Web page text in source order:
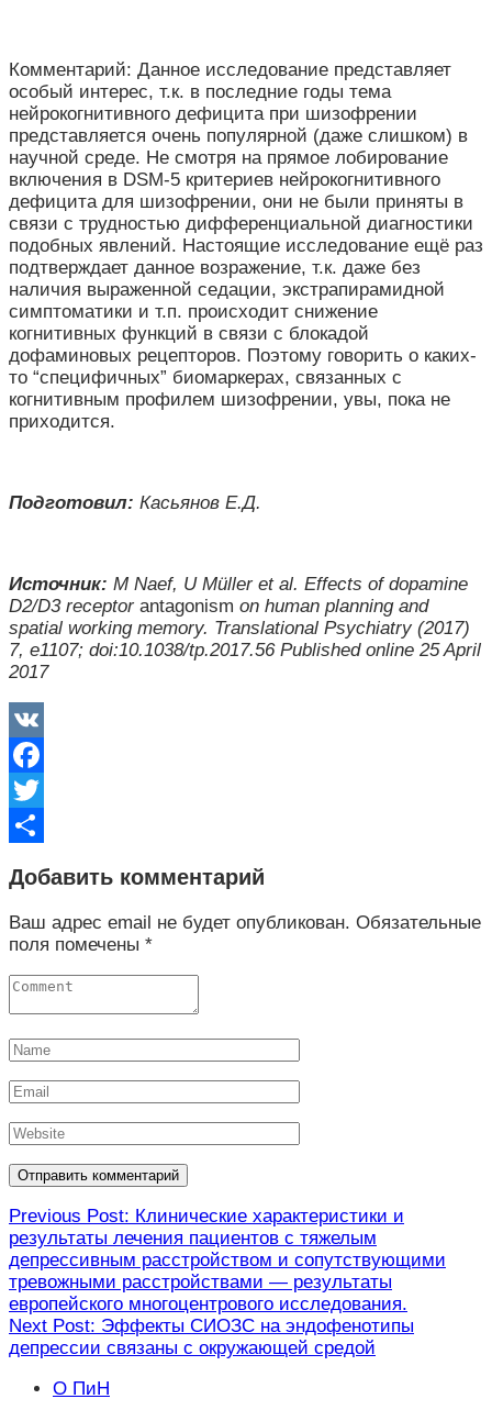
Комментарий: Данное исследование представляет
особый интерес, т.к. в последние годы тема
нейрокогнитивного дефицита при шизофрении
представляется очень популярной (даже слишком) в
научной среде. Не смотря на прямое лобирование
включения в DSM-5 критериев нейрокогнитивного
дефицита для шизофрении, они не были приняты в
связи с трудностью дифференциальной диагностики
подобных явлений. Настоящие исследование ещё раз
подтверждает данное возражение, т.к. даже без
наличия выраженной седации, экстрапирамидной
симптоматики и т.п. происходит снижение
когнитивных функций в связи с блокадой
дофаминовых рецепторов. Поэтому говорить о каких-
то “специфичных” биомаркерах, связанных с
когнитивным профилем шизофрении, увы, пока не
приходится.
Подготовил: Касьянов Е.Д.
Источник: M Naef, U Müller et al. Effects of dopamine
D2/D3 receptor antagonism on human planning and
spatial working memory. Translational Psychiatry (2017)
7, e1107; doi:10.1038/tp.2017.56 Published online 25 April
2017
VK
Facebook
Twitter
Добавить комментарий
Ваш адрес email не будет опубликован. Обязательные
поля помечены *
Навигация
по
записям
Previous Post: Клинические характеристики и
результаты лечения пациентов с тяжелым
депрессивным расстройством и сопутствующими
тревожными расстройствами — результаты
европейского многоцентрового исследования.
Next Post: Эффекты СИОЗС на эндофенотипы
депрессии связаны с окружающей средой
О ПиН